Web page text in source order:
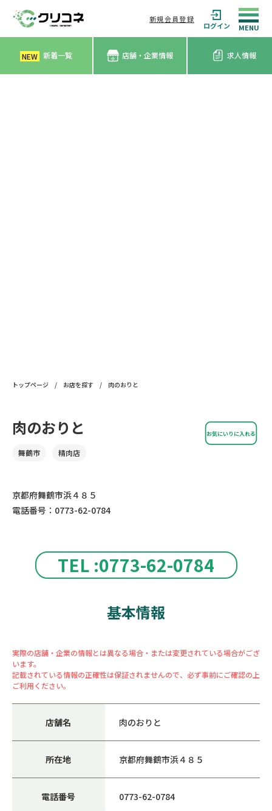
新規会員登録
ログイン
NEW 新着一覧 店舗・企業情報 求人情報
トップページ / お店を探す / 肉のおりと
TEL :0773-62-0784
お気にいりに入れる
肉のおりと
舞鶴市 精肉店
京都府舞鶴市浜４８５
電話番号：0773-62-0784
基本情報
実際の店舗・企業の情報とは異なる場合・または変更されている場合がござ
います。
記載されている情報の正確性は保証されませんので、必ず事前にご確認の上
ご利用ください。
店舗名 肉のおりと
所在地 京都府舞鶴市浜４８５
電話番号 0773-62-0784